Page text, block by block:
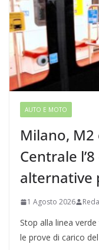
AUTO E MOTO
Milano,
Centrale
alternative
1 Agosto 2026
Stop alla linea
le prove di carico